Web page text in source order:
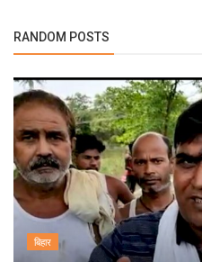
RANDOM POSTS
बिहार